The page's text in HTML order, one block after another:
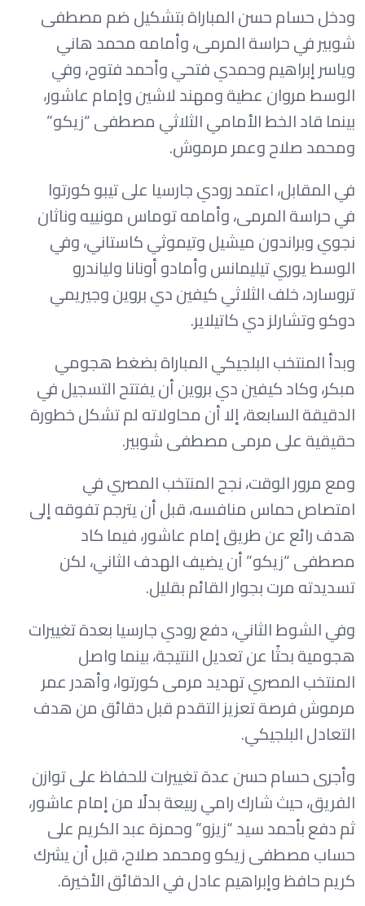
ودخل حسام حسن المباراة بتشكيل ضم مصطفى
شوبير في حراسة المرمى، وأمامه محمد هاني
وياسر إبراهيم وحمدي فتحي وأحمد فتوح، وفي
الوسط مروان عطية ومهند لاشين وإمام عاشور،
بينما قاد الخط الأمامي الثلاثي مصطفى “زيكو”
ومحمد صلاح وعمر مرموش.
في المقابل، اعتمد رودي جارسيا على تيبو كورتوا
في حراسة المرمى، وأمامه توماس مونييه وناثان
نجوي وبراندون ميشيل وتيموثي كاستاني، وفي
الوسط يوري تيليمانس وأمادو أونانا ولياندرو
تروسارد، خلف الثلاثي كيفين دي بروين وجيريمي
دوكو وتشارلز دي كاتيلاير.
وبدأ المنتخب البلجيكي المباراة بضغط هجومي
مبكر، وكاد كيفين دي بروين أن يفتتح التسجيل في
الدقيقة السابعة، إلا أن محاولاته لم تشكل خطورة
حقيقية على مرمى مصطفى شوبير.
ومع مرور الوقت، نجح المنتخب المصري في
امتصاص حماس منافسه، قبل أن يترجم تفوقه إلى
هدف رائع عن طريق إمام عاشور، فيما كاد
مصطفى “زيكو” أن يضيف الهدف الثاني، لكن
تسديدته مرت بجوار القائم بقليل.
وفي الشوط الثاني، دفع رودي جارسيا بعدة تغييرات
هجومية بحثًا عن تعديل النتيجة، بينما واصل
المنتخب المصري تهديد مرمى كورتوا، وأهدر عمر
مرموش فرصة تعزيز التقدم قبل دقائق من هدف
التعادل البلجيكي.
وأجرى حسام حسن عدة تغييرات للحفاظ على توازن
الفريق، حيث شارك رامي ربيعة بدلًا من إمام عاشور،
ثم دفع بأحمد سيد “زيزو” وحمزة عبد الكريم على
حساب مصطفى زيكو ومحمد صلاح، قبل أن يشرك
كريم حافظ وإبراهيم عادل في الدقائق الأخيرة.